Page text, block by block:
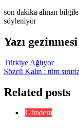
son dakika alınan
söyleniyor
Yazı gezinmesi
Türkiye Ağlıyor
Sözcü Kalın : tüm
Related posts
Gündem